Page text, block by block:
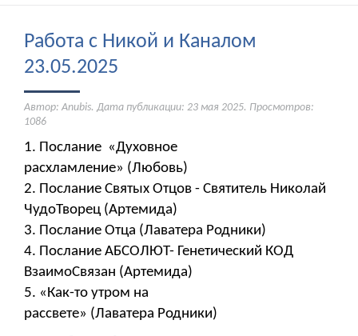
Работа с Никой и Каналом
23.05.2025
Автор: Anubis. Дата публикации: 23 мая 2025. Просмотров:
1086
1. Послание «Духовное
расхламление» (Любовь)
2. Послание Святых Отцов - Святитель Николай
ЧудоТворец (Артемида)
3. Послание Отца (Лаватера Родники)
4. Послание АБСОЛЮТ- Генетический КОД
ВзаимоСвязан (Артемида)
5. «Как-то утром на
рассвете» (Лаватера Родники)